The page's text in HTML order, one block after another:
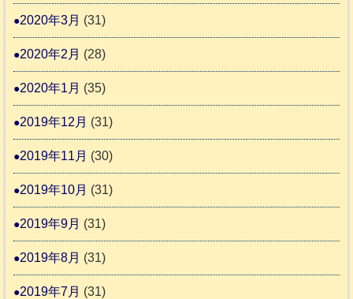
2020年3月 (31)
2020年2月 (28)
2020年1月 (35)
2019年12月 (31)
2019年11月 (30)
2019年10月 (31)
2019年9月 (31)
2019年8月 (31)
2019年7月 (31)